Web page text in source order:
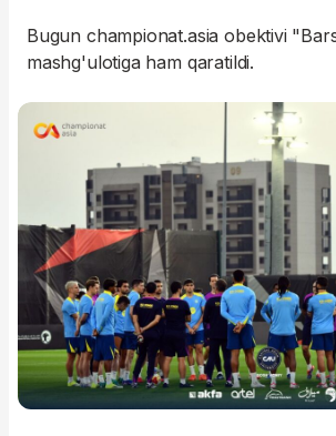
Bugun championat.asia obektivi
mashg'ulotiga ham qaratildi.